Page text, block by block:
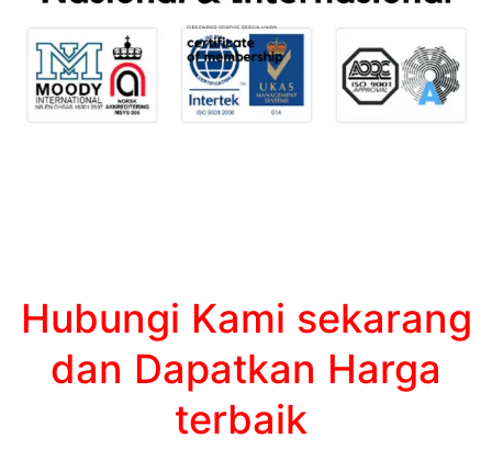
Hubungi Kami sekarang
dan Dapatkan Harga
terbaik